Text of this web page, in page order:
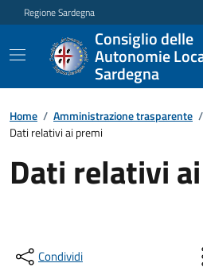
Regione Sardegna
Consiglio delle
Autonomie
Sardegna
Home / Amministrazione trasparente /
Dati relativi ai premi
Dati relativi
Condividi